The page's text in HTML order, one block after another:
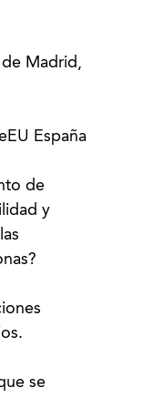
Madrid,
España
de
y
se